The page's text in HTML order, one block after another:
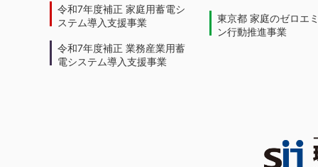
令和7年度補正 家庭用蓄電シ
ステム導入支援事業
令和7年度補正 業務産業用蓄
電システム導入支援事業
東京都 家庭のゼロエ
ン行動推進事業